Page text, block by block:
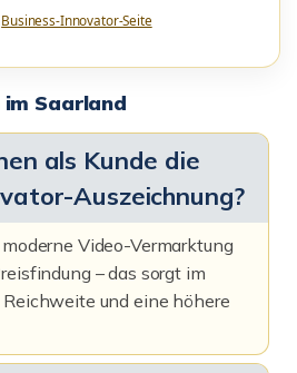
Business-Innovator-Seite
im Saarland
als Kunde die
Auszeichnung?
Video-Vermarktung
– das sorgt im
und eine höhere